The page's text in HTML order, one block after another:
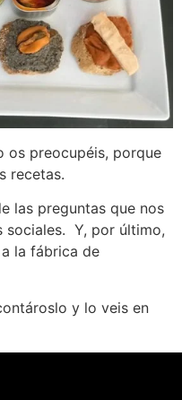
os preocupéis, porque
recetas.
las preguntas que nos
sociales. Y, por último,
la fábrica de
y lo veis en